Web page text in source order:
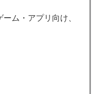
ム・アプリ向け、